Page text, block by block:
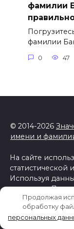
фамилии
фамилии
0 47
© 2014-2026
имени и
На сайте
статистической
Используя
согласие с
данных и
Отказ от
Продолжая
обработку
персональных